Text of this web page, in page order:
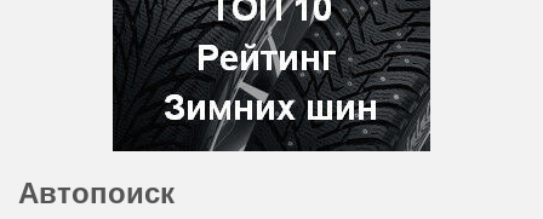
Автопоиск